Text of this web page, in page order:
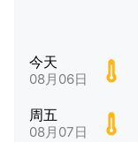
今天
08月06日
周五
08月07日